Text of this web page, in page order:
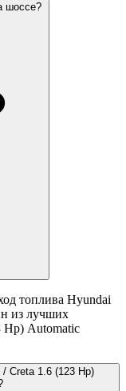
шоссе?
топлива Hyundai
из лучших
Hp) Automatic
Creta 1.6 (123 Hp)